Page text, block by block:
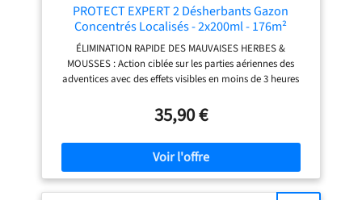
PROTECT EXPERT 2 Désherbants Gazon
Concentrés Localisés - 2x200ml - 176m²
ÉLIMINATION RAPIDE DES MAUVAISES HERBES &
MOUSSES : Action ciblée sur les parties aériennes des
adventices avec des effets visibles en moins de 3 heures
PÉLARGONIQUE : Formule ultra-efficace 500 g/L qui
détruit rapidement les mauvaises herbes et les mousses
sans laisser de résidus persistants. APPLICATION
LOCALISÉE POUR UNE PRÉCISION MAXIMALE : Idéal pour
une utilisation avec un pulvérisateur muni d’un cache
protecteur, permettant de cibler uniquement les zones à
35,90 €